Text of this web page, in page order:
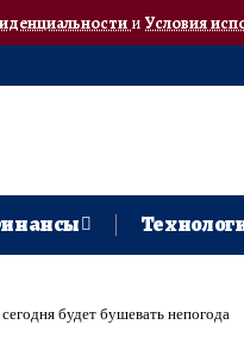
и Условия
будет бушевать непогода